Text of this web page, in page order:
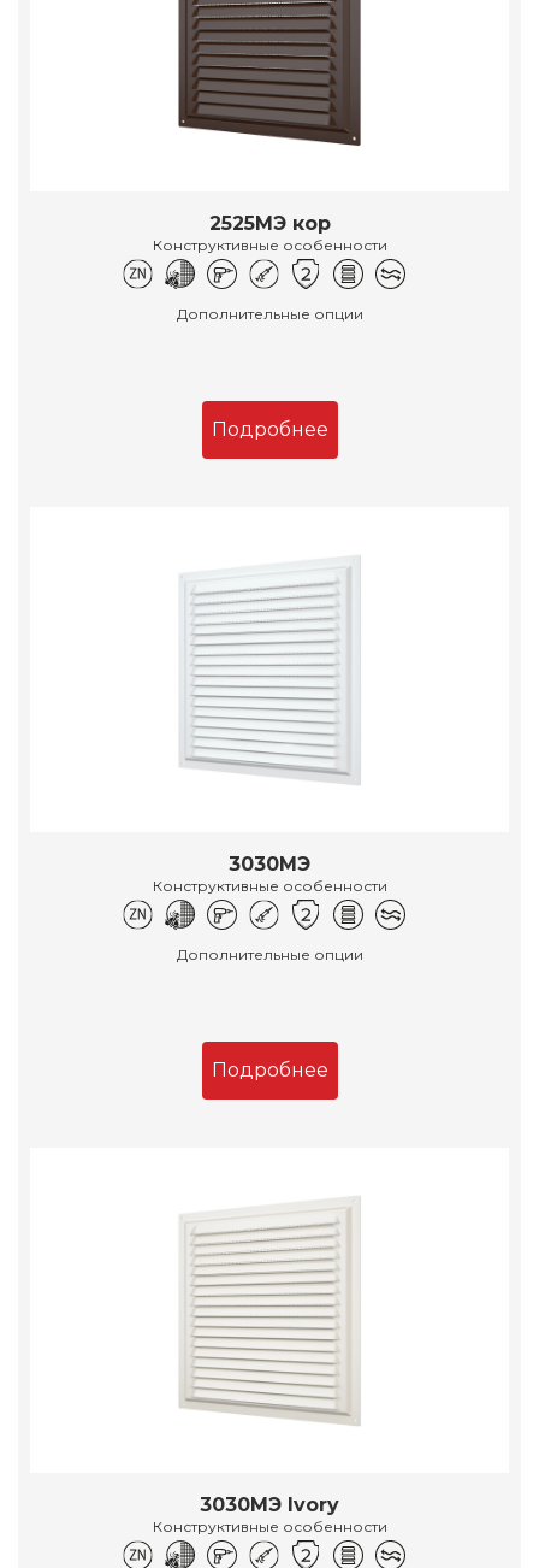
2525МЭ кор
Конструктивные особенности
Дополнительные опции
Подробнее
3030МЭ
Конструктивные особенности
Дополнительные опции
Подробнее
3030МЭ Ivory
Конструктивные особенности